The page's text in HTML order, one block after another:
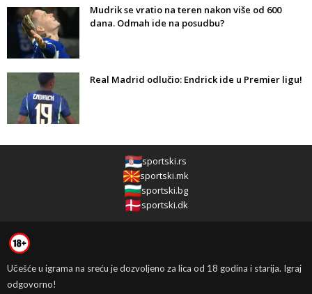
Mudrik se vratio na teren nakon više od 600
dana. Odmah ide na posudbu?
Real Madrid odlučio: Endrick ide u Premier ligu!
sportski.rs
sportski.mk
sportski.bg
sportski.dk
Učešće u igrama na sreću je dozvoljeno za lica od 18 godina i starija. Igraj
odgovorno!